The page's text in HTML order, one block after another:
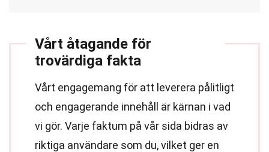
Vårt åtagande för
trovärdiga fakta
Vårt engagemang för att leverera pålitligt
och engagerande innehåll är kärnan i vad
vi gör. Varje faktum på vår sida bidras av
riktiga användare som du, vilket ger en